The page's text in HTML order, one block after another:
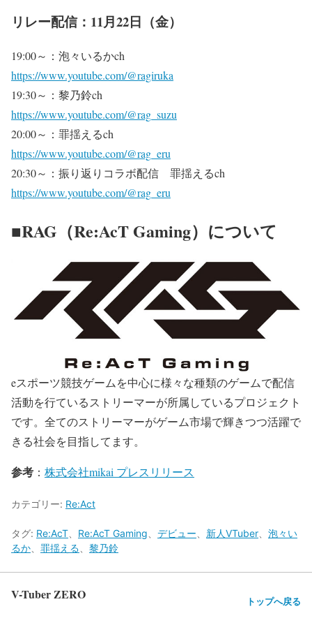
リレー配信：11月22日（金）
19:00～：泡々いるかch
https://www.youtube.com/@ragiruka
19:30～：黎乃鈴ch
https://www.youtube.com/@rag_suzu
20:00～：罪揺えるch
https://www.youtube.com/@rag_eru
20:30～：振り返りコラボ配信 罪揺えるch
https://www.youtube.com/@rag_eru
■RAG（Re:AcT Gaming）について
eスポーツ競技ゲームを中心に様々な種類のゲームで配信
活動を行ているストリーマーが所属しているプロジェクト
です。全てのストリーマーがゲーム市場で輝きつつ活躍で
きる社会を目指してます。
参考 ： 株式会社mikai プレスリリース
カテゴリー: Re:Act
タグ: Re:AcT Re:AcT Gaming デビュー 新人VTuber
泡々い
るか
罪揺える 黎乃鈴
V-Tuber ZERO トップへ戻る